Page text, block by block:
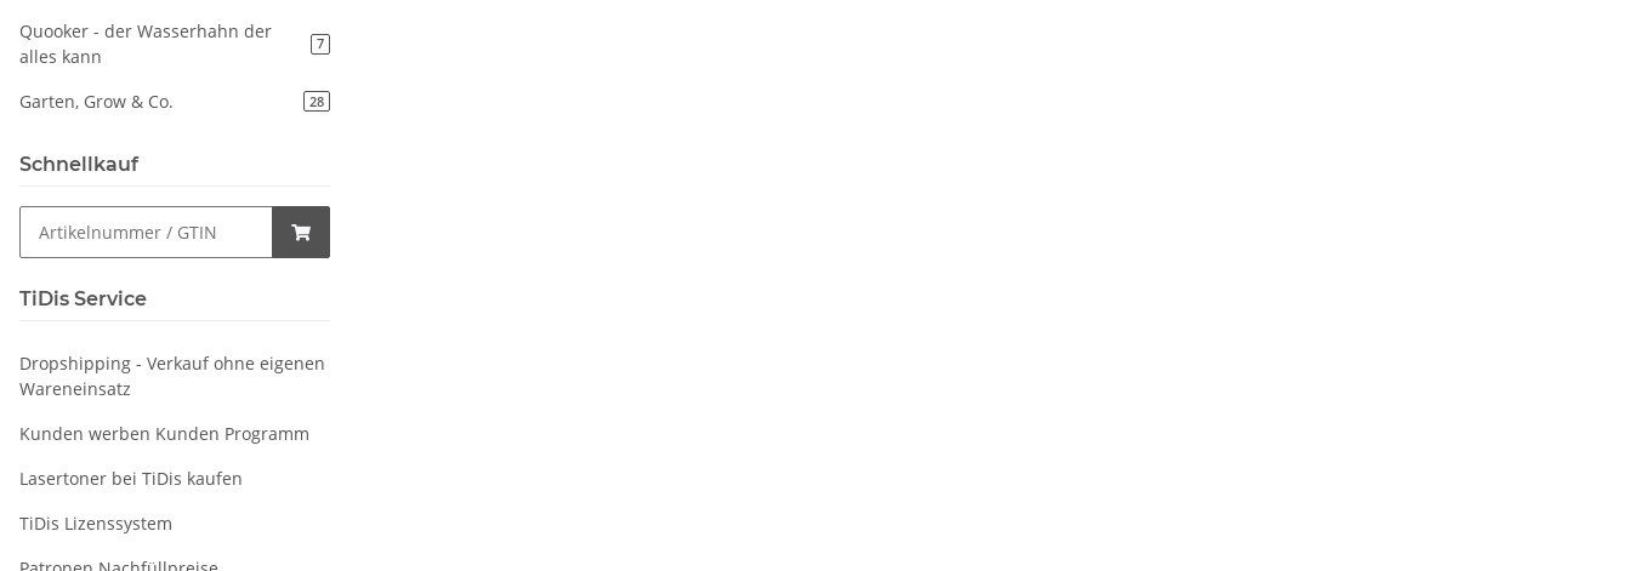
Quooker - der Wasserhahn der
alles kann
7
Garten, Grow & Co. 28
Schnellkauf
TiDis Service
Dropshipping - Verkauf ohne eigenen
Wareneinsatz
Kunden werben Kunden Programm
Lasertoner bei TiDis kaufen
TiDis Lizenssystem